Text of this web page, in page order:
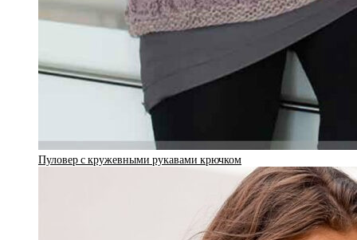
Пуловер с кружевными рукавами крючком